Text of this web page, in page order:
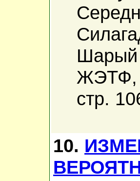
ЖЭТФ,
стр.
10.